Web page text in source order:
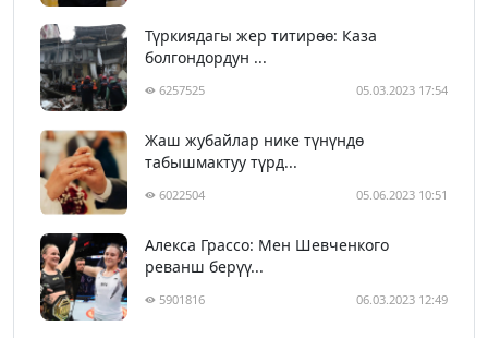
Түркиядагы жер титирөө: Каза
болгондордун ...
6257525 05.03.2023 17:54
Жаш жубайлар нике түнүндө
табышмактуу түрд...
6022504 05.06.2023 10:51
Алекса Грассо: Мен Шевченкого
реванш берүү...
5901816 06.03.2023 12:49